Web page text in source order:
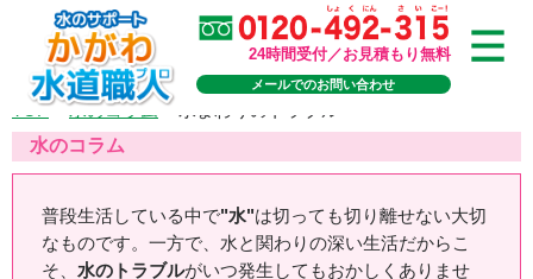
24時間受付／お見積もり無料
メールでのお問い合わせ
TOP>水のコラム >
水のコラム
普段生活している中で"水"は切っても切り離せない大切
なものです。一方で、水と関わりの深い生活だからこ
そ、 水のトラブルがいつ発生してもおかしくありませ